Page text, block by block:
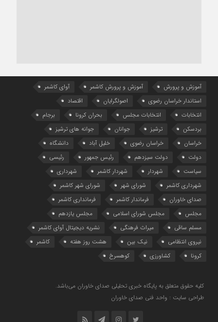
آموزش و پرورش آموزش و پرورش کاشمر
آوای کاشمر
استاندار خراسان رضوی
اصولگرایان
اقتصاد
انتخابات
انتخابات مجلس بحران کرونا
برجام
بردسکن
ترشیز جوانان
جوانه های ترشیز
خراسان
خراسان رضوی خلیل آباد
دانشگاه
دولت
دولت سیزدهم رئیس جمهور
رئیسی
سیاست
شهردار شهردار کاشمر
شهرداری
شهرداری کاشمر
شورای شهر
شورای شهر کاشمر
صدای خاوران
فرماندار کاشمر
فرمانداری کاشمر
مجلس
مجلس شورای اسلامی
مجلس یازدهم
مسلم ساقی
میراث فرهنگی
نشریه دیجیتال آوای کاشمر
نیروی انتظامی
نیک بین هشت روز هفته
کاشمر
کرونا
کشاورزی کوهسرخ
کلیه حقوق متعلق به پایگاه خبری تحلیلی صدای خاوران می‌باشد.
طراحی سایت : واحد فنی صدای خاوران